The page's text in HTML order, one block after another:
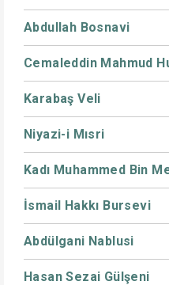
Abdullah Bosnavi
Cemaleddin Mahmud
Karabaş Veli
Niyazi-i Mısri
Kadı Muhammed Bin
İsmail Hakkı Bursevi
Abdülgani Nablusi
Hasan Sezai Gülşeni